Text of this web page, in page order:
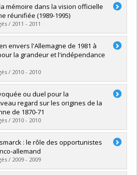
Papyrus
mémoire dans la vision officielle
réunifiée (1989-1995)
/ 2011 - 2011
Papyrus
envers l'Allemagne de 1981 à
la grandeur et l'indépendance
/ 2010 - 2010
Frédéric
Papyrus
ou duel pour la
regard sur les origines de la
de 1870-71
/ 2010 - 2010
Rudolf
Papyrus
: le rôle des opportunistes
allemand
/ 2009 - 2009